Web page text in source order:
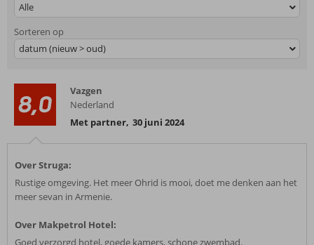
Alle
Sorteren op
datum (nieuw > oud)
8,0
Vazgen
Nederland
Met partner, 30 juni 2024
Over Struga:
Rustige omgeving. Het meer Ohrid is mooi, doet me denken aan het
meer sevan in Armenie.
Over Makpetrol Hotel:
Goed verzorgd hotel, goede kamers, schone zwembad.